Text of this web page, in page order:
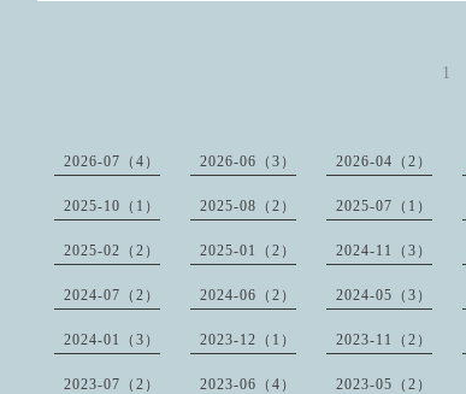
1
2026-07（4） 2026-06（3） 2026-04（2）
2025-10（1） 2025-08（2） 2025-07（1）
2025-02（2） 2025-01（2） 2024-11（3）
2024-07（2） 2024-06（2） 2024-05（3）
2024-01（3） 2023-12（1） 2023-11（2）
2023-07（2） 2023-06（4） 2023-05（2）